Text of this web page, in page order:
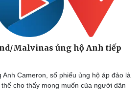
Ô tô
Xe máy
Malvinas ủng hộ Anh tiếp
Cameron, số phiếu ủng hộ áp đảo là
cho thấy mong muốn của người dân